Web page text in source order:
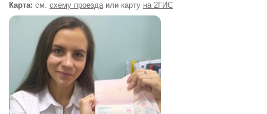
Карта: см. схему проездаили карту на 2ГИС